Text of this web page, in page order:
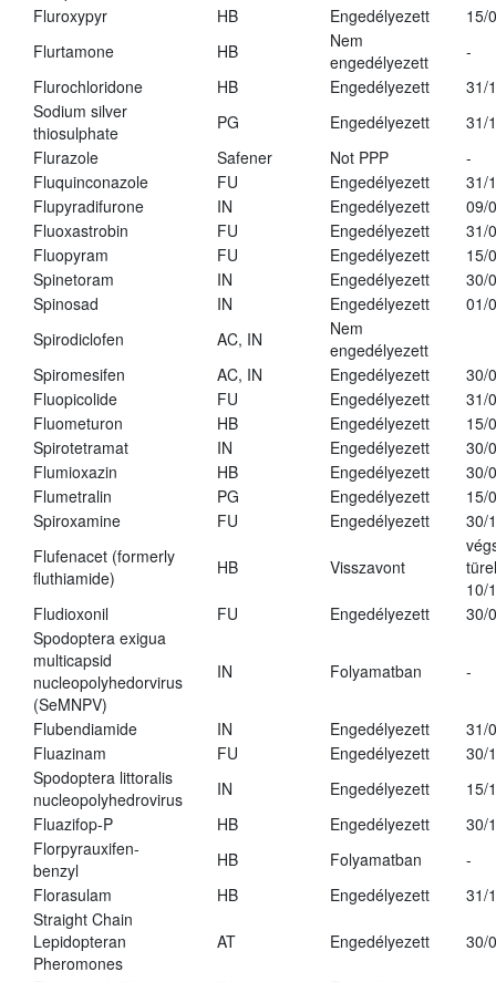
Fluroxypyr
HB Engedélyezett
15/
Flurtamone
HB
Nem
engedélyezett
-
Flurochloridone
HB Engedélyezett
31/
Sodium silver
thiosulphate
PG Engedélyezett
31/
Flurazole
Safener Not PPP
-
Fluquinconazole
FU Engedélyezett
31/
Flupyradifurone
IN Engedélyezett
09/
Fluoxastrobin
FU Engedélyezett
31/
Fluopyram
FU Engedélyezett
15/
Spinetoram
IN Engedélyezett
30/
Spinosad
IN Engedélyezett
01/
Spirodiclofen
AC, IN
Nem
engedélyezett
Spiromesifen
AC, IN Engedélyezett
30/
Fluopicolide
FU Engedélyezett
31/
Fluometuron
HB Engedélyezett
15/
Spirotetramat
IN Engedélyezett
30/
Flumioxazin
HB Engedélyezett
30/
Flumetralin
PG Engedélyezett
15/
Spiroxamine
FU Engedélyezett
30/
Flufenacet (formerly
fluthiamide)
HB Visszavont
10/
Fludioxonil
FU Engedélyezett
30/
Spodoptera exigua
multicapsid
nucleopolyhedorvirus
(SeMNPV)
IN Folyamatban -
Flubendiamide IN Engedélyezett
31/
Fluazinam
FU Engedélyezett
30/
Spodoptera littoralis
nucleopolyhedrovirus
IN Engedélyezett
15/
Fluazifop-P
HB Engedélyezett
30/
Florpyrauxifen-
benzyl
HB Folyamatban
-
Florasulam
HB Engedélyezett
31/
Straight Chain
Lepidopteran
Pheromones
AT Engedélyezett 30/